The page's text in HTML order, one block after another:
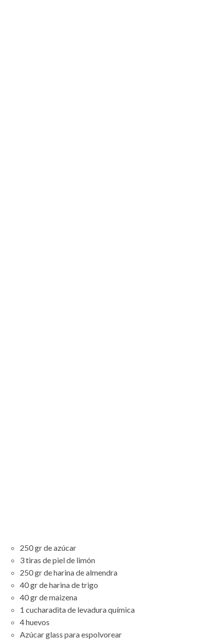
250 gr de azúcar
3 tiras de piel de limón
250 gr de harina de almendra
40 gr de harina de trigo
40 gr de maizena
1 cucharadita de levadura química
4 huevos
Azúcar glass para espolvorear